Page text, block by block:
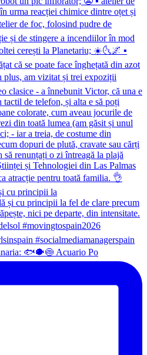
cu principii la
🐟🐡🍥 Acuario Po